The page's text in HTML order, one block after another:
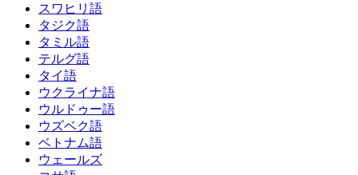
スワヒリ語
タジク語
タミル語
テルグ語
タイ語
ウクライナ語
ウルドゥー語
ウズベク語
ベトナム語
ウェールズ